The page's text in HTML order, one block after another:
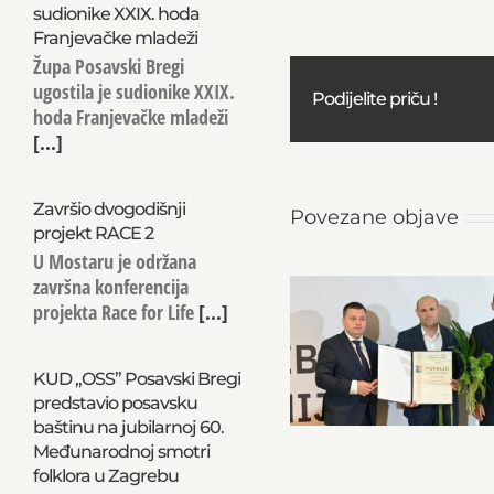
Podijelite priču !
Povezane objave
sudionike XXIX. hoda
Franjevačke mladeži
Župa Posavski Bregi
ugostila je sudionike XXIX.
hoda Franjevačke mladeži
[...]
Završio dvogodišnji
projekt RACE 2
U Mostaru je održana
završna konferencija
projekta Race for Life[...]
KUD „OSS” Posavski Bregi
predstavio posavsku
baštinu na jubilarnoj 60.
Međunarodnoj smotri
folklora u Zagrebu